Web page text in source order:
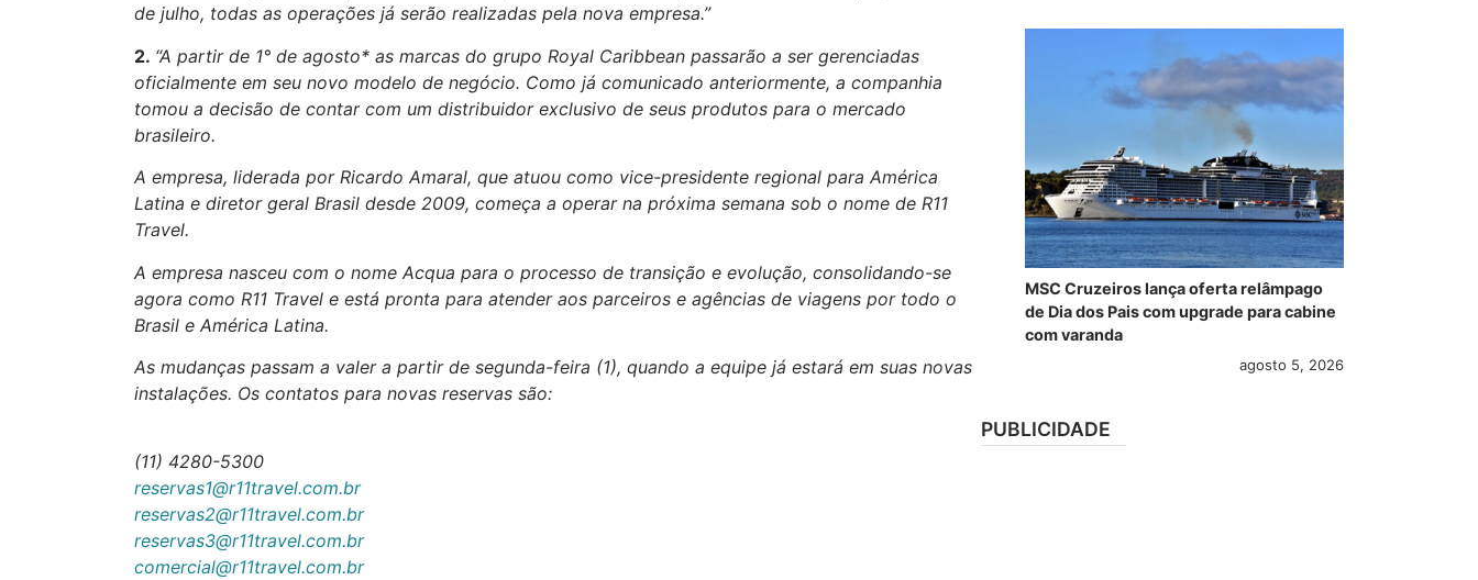
de julho, todas as operações já serão realizadas pela nova empresa.”
2. “A partir de 1° de agosto* as marcas do grupo Royal Caribbean passarão a ser gerenciadas
oficialmente em seu novo modelo de negócio. Como já comunicado anteriormente, a companhia
tomou a decisão de contar com um distribuidor exclusivo de seus produtos para o mercado
brasileiro.
A empresa, liderada por Ricardo Amaral, que atuou como vice-presidente regional para América
Latina e diretor geral Brasil desde 2009, começa a operar na próxima semana sob o nome de R11
Travel.
A empresa nasceu com o nome Acqua para o processo de transição e evolução, consolidando-se
agora como R11 Travel e está pronta para atender aos parceiros e agências de viagens por todo o
Brasil e América Latina.
As mudanças passam a valer a partir de segunda-feira (1), quando a equipe já estará em suas novas
instalações. Os contatos para novas reservas são:
(11) 4280-5300
reservas1@r11travel.com.br
reservas2@r11travel.com.br
reservas3@r11travel.com.br
comercial@r11travel.com.br
MSC Cruzeiros lança oferta relâmpago
de Dia dos Pais com upgrade para cabine
com varanda
agosto 5, 2026
PUBLICIDADE